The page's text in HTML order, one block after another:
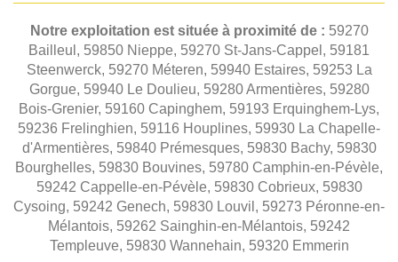
Notre exploitation est située à proximité de : 59270
Bailleul, 59850 Nieppe, 59270 St-Jans-Cappel, 59181
Steenwerck, 59270 Méteren, 59940 Estaires, 59253 La
Gorgue, 59940 Le Doulieu, 59280 Armentières, 59280
Bois-Grenier, 59160 Capinghem, 59193 Erquinghem-Lys,
59236 Frelinghien, 59116 Houplines, 59930 La Chapelle-
d'Armentières, 59840 Prémesques, 59830 Bachy, 59830
Bourghelles, 59830 Bouvines, 59780 Camphin-en-Pévèle,
59242 Cappelle-en-Pévèle, 59830 Cobrieux, 59830
Cysoing, 59242 Genech, 59830 Louvil, 59273 Péronne-en-
Mélantois, 59262 Sainghin-en-Mélantois, 59242
Templeuve, 59830 Wannehain, 59320 Emmerin